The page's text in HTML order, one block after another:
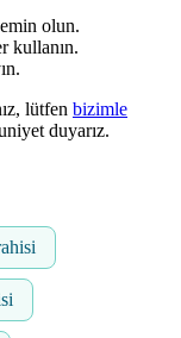
olun.
kullanın.
lütfen bizimle
duyarız.